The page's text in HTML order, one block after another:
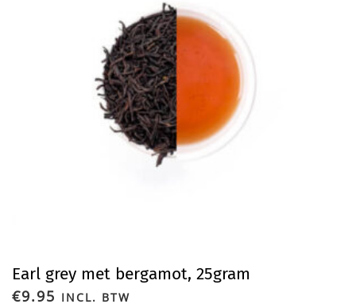
Earl grey met bergamot, 25gram
€9.95 INCL. BTW